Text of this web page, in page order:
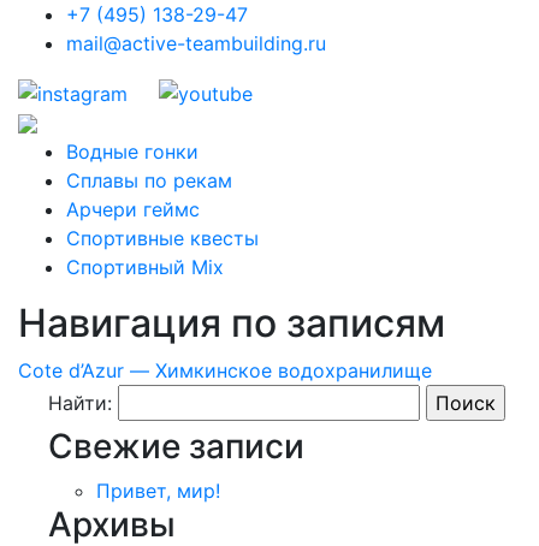
+7 (495) 138-29-47
mail@active-teambuilding.ru
Водные гонки
Сплавы по рекам
Арчери геймс
Спортивные квесты
Спортивный Mix
Навигация по записям
Cote d’Azur — Химкинское водохранилище
Найти:
Свежие записи
Привет, мир!
Архивы